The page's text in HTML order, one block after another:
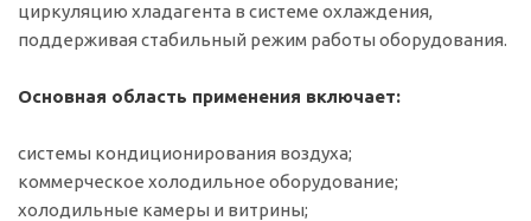
циркуляцию хладагента в системе охлаждения,
поддерживая стабильный режим работы оборудования.
Основная область применения включает:
системы кондиционирования воздуха;
коммерческое холодильное оборудование;
холодильные камеры и витрины;